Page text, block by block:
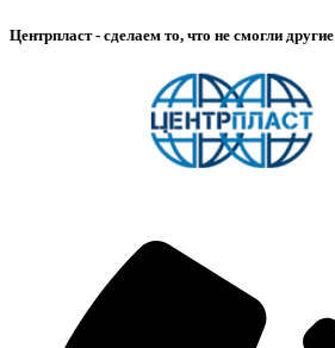
Центрпласт - сделаем то, что не смогли другие